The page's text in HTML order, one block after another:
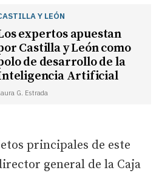
Y LEÓN
expertos apuestan
Castilla y León como
de desarrollo de la
Artificial
G. Estrada
principales de este
general de la Caja